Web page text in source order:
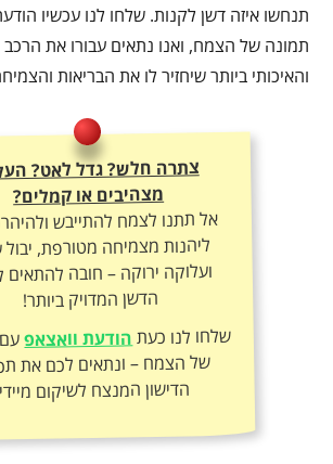
תנחשו איזה דשן לקנות. שלחו לנו עכשיו
תמונה של הצמח, ואנו נתאים עבורו את
והאיכותי ביותר שיחזיר לו את הבריאות
צתרה חלש? גדל לאט?
מצהיבים או קמלים?
אל תתנו לצמח להתייבש
ליהנות מצמיחה מטורפת,
ועלוקה ירוקה – חובה
הדשן המדויק ביותר!
שלחו לנו כעתהודעת וואצאפעם
של הצמח
הדישון המנצח לשיקום